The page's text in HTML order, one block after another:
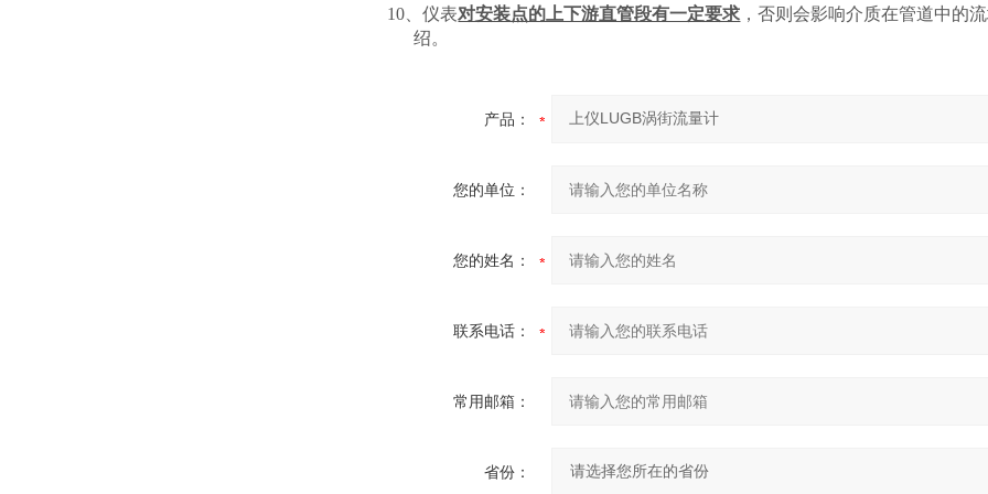
10、仪表对安装点的上下游直管段有一定要求 ，否则会影响介质在管道中的
绍。
产品：
您的单位：
您的姓名：
联系电话：
常用邮箱：
省份：